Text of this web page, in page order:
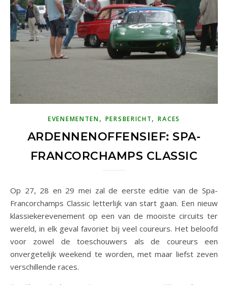
EVENEMENTEN, PERSBERICHT,RACES
ARDENNENOFFENSIEF: SPA-
FRANCORCHAMPS CLASSIC
Op 27, 28 en 29 mei zal de eerste editie van de Spa-
Francorchamps Classic letterlijk van start gaan. Een nieuw
klassiekerevenement op een van de mooiste circuits ter
wereld, in elk geval favoriet bij veel coureurs. Het beloofd
voor zowel de toeschouwers als de coureurs een
onvergetelijk weekend te worden, met maar liefst zeven
verschillende races.